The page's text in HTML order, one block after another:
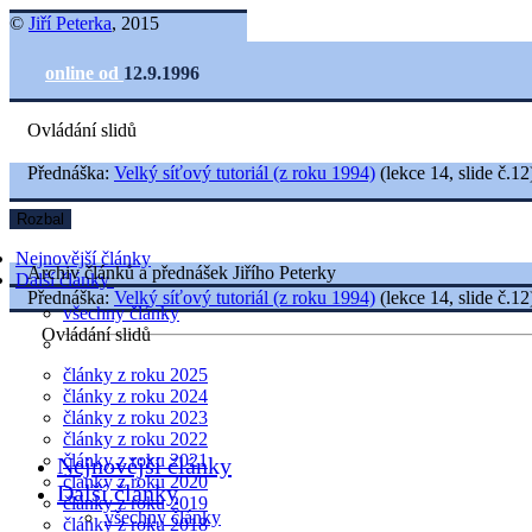
© Jiří Peterka, 2015
online od 12.9.1996
Ovládání slidů
Nejnovější články
Další články
všechny články
články z roku 2025
články z roku 2024
články z roku 2023
články z roku 2022
články z roku 2021
články z roku 2020
články z roku 2019
články z roku 2018
Přednáška: Velký síťový tutoriál (z roku 1994) (lekce 14, slide
Rozbal
Archiv článků a přednášek Jiřího Peterky
Přednáška: Velký síťový tutoriál (z roku 1994) (lekce 14, slide
Ovládání slidů
Nejnovější články
Další články
všechny články